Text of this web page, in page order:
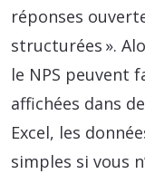
réponses
structurées ».
le NPS peuvent
affichées dans
Excel, les
simples si vous